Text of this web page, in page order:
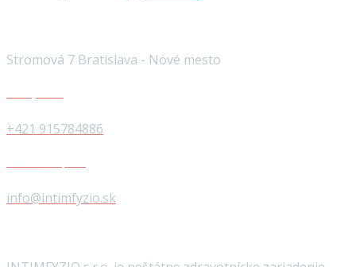
Stromová 7 Bratislava - Nové mesto
+421 915784886
info@intimfyzio.sk